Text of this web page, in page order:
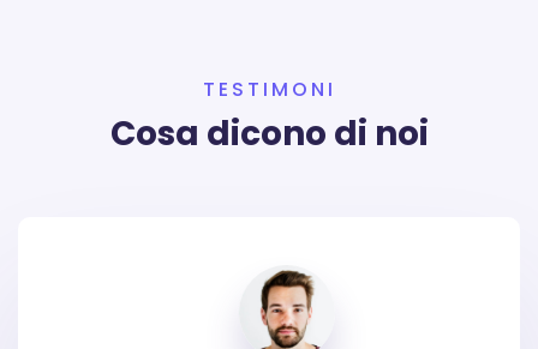
TESTIMONI
Cosa dicono di noi